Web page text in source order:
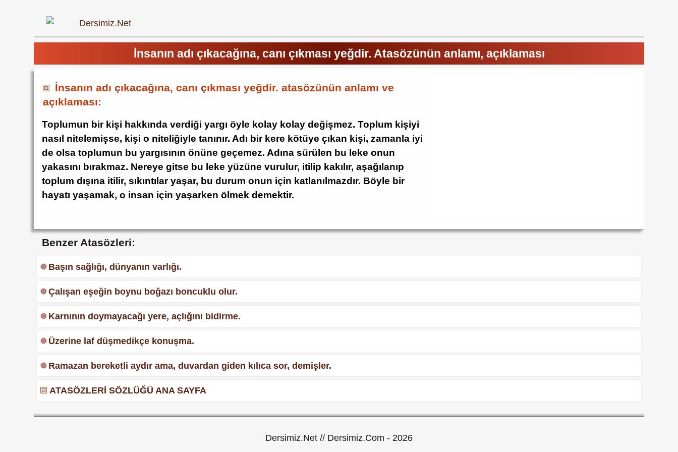
İnsanın adı çıkacağına, canı çıkması yeğdir. Atasözünün anlamı, açıklaması
İnsanın adı çıkacağına, canı çıkması yeğdir. atasözünün anlamı ve
açıklaması:
Toplumun bir kişi hakkında verdiği yargı öyle kolay kolay değişmez. Toplum kişiyi
nasıl nitelemişse, kişi o niteliğiyle tanınır. Adı bir kere kötüye çıkan kişi, zamanla iyi
de olsa toplumun bu yargısının önüne geçemez. Adına sürülen bu leke onun
yakasını bırakmaz. Nereye gitse bu leke yüzüne vurulur, itilip kakılır, aşağılanıp
toplum dışına itilir, sıkıntılar yaşar, bu durum onun için katlanılmazdır. Böyle bir
hayatı yaşamak, o insan için yaşarken ölmek demektir.
Benzer Atasözleri:
Başın sağlığı, dünyanın varlığı.
Çalışan eşeğin boynu boğazı boncuklu olur.
Karnının doymayacağı yere, açlığını bidirme.
Üzerine laf düşmedikçe konuşma.
Ramazan bereketli aydır ama, duvardan giden kılıca sor, demişler.
ATASÖZLERİ SÖZLÜĞÜ ANA SAYFA
Dersimiz.Net // Dersimiz.Com - 2026